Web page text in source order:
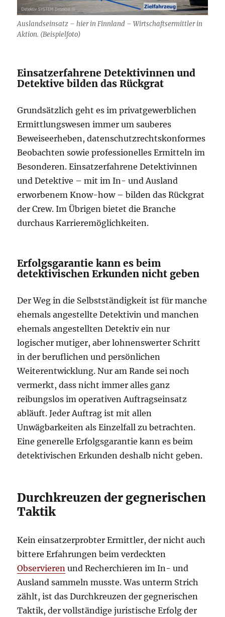
Auslandseinsatz – hier in Finnland – Wirtschaftsermittler in
Aktion. (Beispielfoto)
Einsatzerfahrene Detektivinnen und
Detektive bilden das Rückgrat
Grundsätzlich geht es im privatgewerblichen
Ermittlungswesen immer um sauberes
Beweiseerheben, datenschutzrechtskonformes
Beobachten sowie professionelles Ermitteln im
Besonderen. Einsatzerfahrene Detektivinnen
und Detektive – mit im In- und Ausland
erworbenem Know-how – bilden das Rückgrat
der Crew. Im Übrigen bietet die Branche
durchaus Karrieremöglichkeiten.
Erfolgsgarantie kann es beim
detektivischen Erkunden nicht geben
Der Weg in die Selbstständigkeit ist für manche
ehemals angestellte Detektivin und manchen
ehemals angestellten Detektiv ein nur
logischer mutiger, aber lohnenswerter Schritt
in der beruflichen und persönlichen
Weiterentwicklung. Nur am Rande sei noch
vermerkt, dass nicht immer alles ganz
reibungslos im operativen Auftragseinsatz
abläuft. Jeder Auftrag ist mit allen
Unwägbarkeiten als Einzelfall zu betrachten.
Eine generelle Erfolgsgarantie kann es beim
detektivischen Erkunden deshalb nicht geben.
Durchkreuzen der gegnerischen
Taktik
Kein einsatzerprobter Ermittler, der nicht auch
bittere Erfahrungen beim verdeckten
Observieren und Recherchieren im In- und
Ausland sammeln musste. Was unterm Strich
zählt, ist das Durchkreuzen der gegnerischen
Taktik, der vollständige juristische Erfolg der